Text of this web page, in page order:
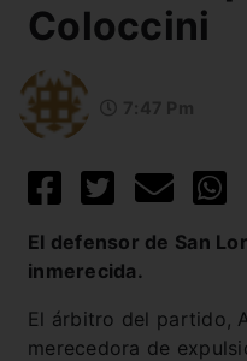
Coloccini
El defensor de San
inmerecida.
El árbitro del partido,
merecedora de